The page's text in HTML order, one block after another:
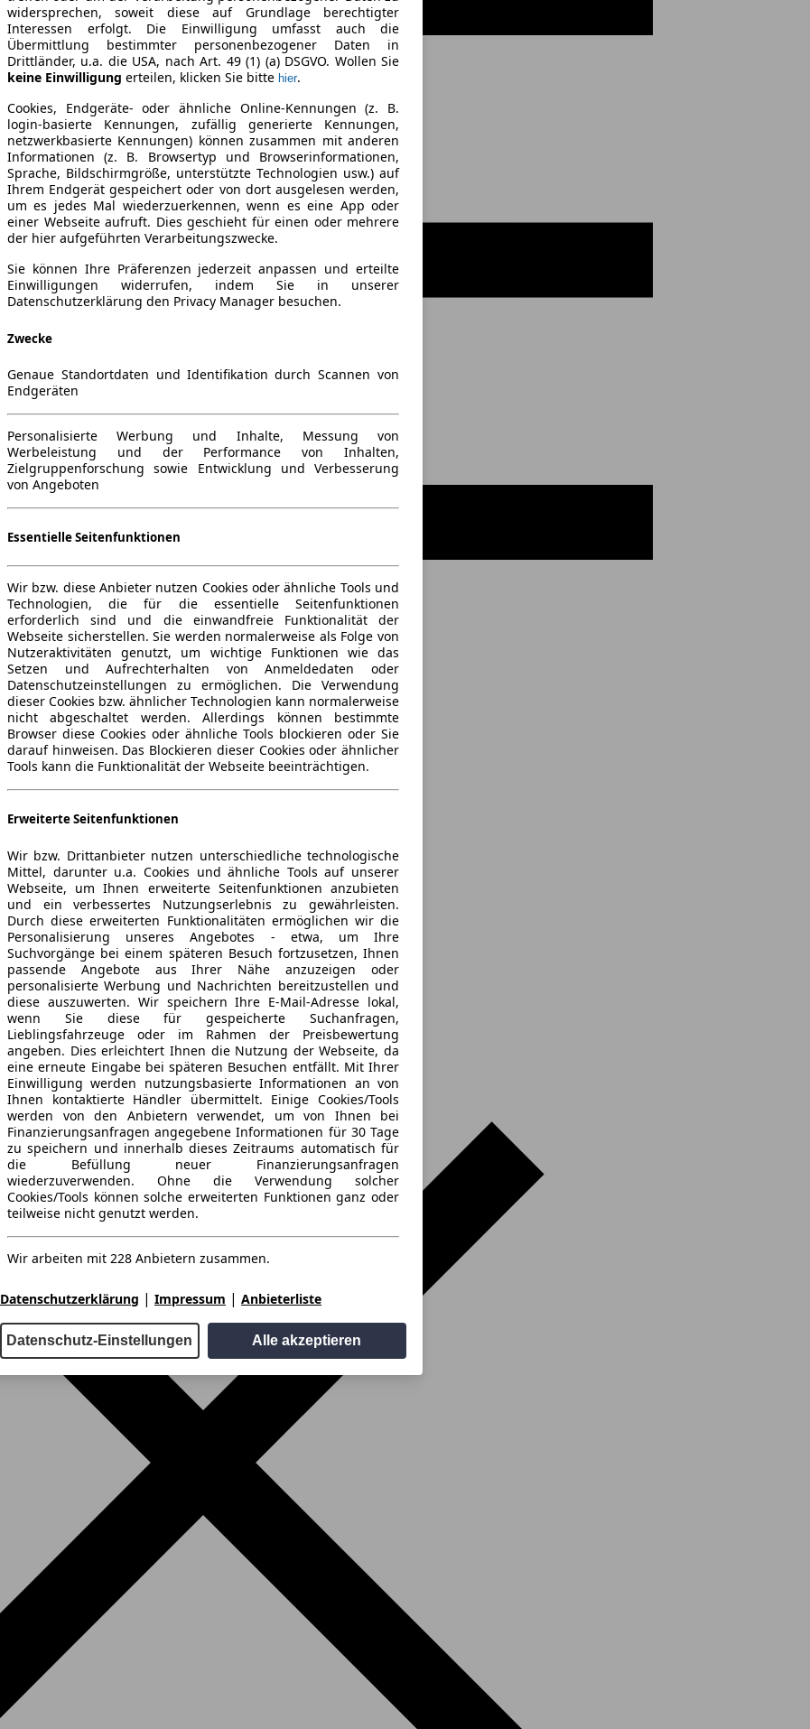
widersprechen, soweit diese auf Grundlage berechtigter
Interessen erfolgt. Die Einwilligung umfasst auch die
Übermittlung bestimmter personenbezogener Daten in
Drittländer, u.a. die USA, nach Art. 49 (1) (a) DSGVO. Wollen Sie
keine Einwilligung erteilen, klicken Sie bitte hier.
Cookies, Endgeräte- oder ähnliche Online-Kennungen (z. B.
login-basierte Kennungen, zufällig generierte Kennungen,
netzwerkbasierte Kennungen) können zusammen mit anderen
Informationen (z. B. Browsertyp und Browserinformationen,
Sprache, Bildschirmgröße, unterstützte Technologien usw.) auf
Ihrem Endgerät gespeichert oder von dort ausgelesen werden,
um es jedes Mal wiederzuerkennen, wenn es eine App oder
einer Webseite aufruft. Dies geschieht für einen oder mehrere
der hier aufgeführten Verarbeitungszwecke.
Sie können Ihre Präferenzen jederzeit anpassen und erteilte
Einwilligungen widerrufen, indem Sie in unserer
Datenschutzerklärung den Privacy Manager besuchen.
Zwecke
Genaue Standortdaten und Identifikation durch Scannen von
Endgeräten
Personalisierte Werbung und Inhalte, Messung von
Werbeleistung und der Performance von Inhalten,
Zielgruppenforschung sowie Entwicklung und Verbesserung
von Angeboten
Essentielle Seitenfunktionen
Wir bzw. diese Anbieter nutzen Cookies oder ähnliche Tools und
Technologien, die für die essentielle Seitenfunktionen
erforderlich sind und die einwandfreie Funktionalität der
Webseite sicherstellen. Sie werden normalerweise als Folge von
Nutzeraktivitäten genutzt, um wichtige Funktionen wie das
Setzen und Aufrechterhalten von Anmeldedaten oder
Datenschutzeinstellungen zu ermöglichen. Die Verwendung
dieser Cookies bzw. ähnlicher Technologien kann normalerweise
nicht abgeschaltet werden. Allerdings können bestimmte
Browser diese Cookies oder ähnliche Tools blockieren oder Sie
darauf hinweisen. Das Blockieren dieser Cookies oder ähnlicher
Tools kann die Funktionalität der Webseite beeinträchtigen.
Erweiterte Seitenfunktionen
Wir bzw. Drittanbieter nutzen unterschiedliche technologische
Mittel, darunter u.a. Cookies und ähnliche Tools auf unserer
Webseite, um Ihnen erweiterte Seitenfunktionen anzubieten
und ein verbessertes Nutzungserlebnis zu gewährleisten.
Durch diese erweiterten Funktionalitäten ermöglichen wir die
Personalisierung unseres Angebotes - etwa, um Ihre
Suchvorgänge bei einem späteren Besuch fortzusetzen, Ihnen
passende Angebote aus Ihrer Nähe anzuzeigen oder
personalisierte Werbung und Nachrichten bereitzustellen und
diese auszuwerten. Wir speichern Ihre E-Mail-Adresse lokal,
wenn Sie diese für gespeicherte Suchanfragen,
Lieblingsfahrzeuge oder im Rahmen der Preisbewertung
angeben. Dies erleichtert Ihnen die Nutzung der Webseite, da
eine erneute Eingabe bei späteren Besuchen entfällt. Mit Ihrer
Einwilligung werden nutzungsbasierte Informationen an von
Ihnen kontaktierte Händler übermittelt. Einige Cookies/Tools
werden von den Anbietern verwendet, um von Ihnen bei
Finanzierungsanfragen angegebene Informationen für 30 Tage
zu speichern und innerhalb dieses Zeitraums automatisch für
die Befüllung neuer Finanzierungsanfragen
wiederzuverwenden. Ohne die Verwendung solcher
Cookies/Tools können solche erweiterten Funktionen ganz oder
teilweise nicht genutzt werden.
Wir arbeiten mit 228 Anbietern zusammen.
Datenschutzerklärung | Impressum | Anbieterliste
Datenschutz-Einstellungen Alle akzeptieren